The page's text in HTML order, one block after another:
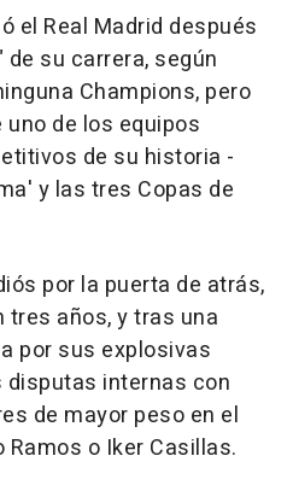
el Real Madrid después
su carrera, según
Champions, pero
de los equipos
de su historia -
y las tres Copas de
por la puerta de atrás,
años, y tras una
por sus explosivas
disputas internas con
de mayor peso en el
o Iker Casillas.